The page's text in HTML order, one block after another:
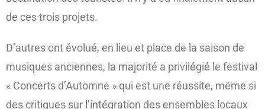
de ces trois projets.
D’autres ont évolué, en lieu et place de la saison de
musiques anciennes, la majorité a privilégié le festival
« Concerts d’Automne » qui est une réussite, même si
des critiques sur l’intégration des ensembles locaux